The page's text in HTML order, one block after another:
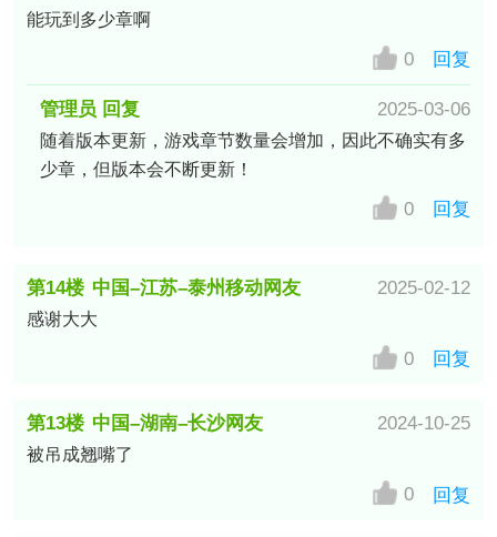
中国–广西电信/数据上网公共出口
能玩到多少章啊
0 回复
管理员 回复 2025-03-06
随着版本更新，游戏章节数量会增加，因此不确实有多
少章，但版本会不断更新！
0 回复
第14楼 中国–江苏–泰州移动网友 2025-02-12
感谢大大
0 回复
第13楼 中国–湖南–长沙网友 2024-10-25
被吊成翘嘴了
0 回复